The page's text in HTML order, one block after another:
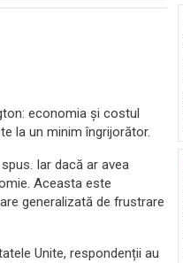
economia și costul
la un minim îngrijorător.
Iar dacă ar avea
Aceasta este
generalizată de frustrare
Unite, respondenții au